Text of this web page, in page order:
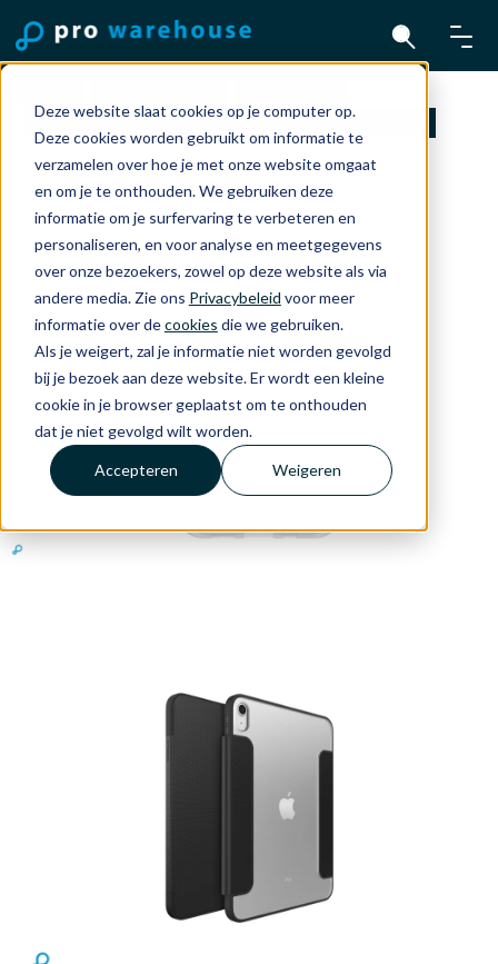
Deze website slaat cookies op je computer op.
Deze cookies worden gebruikt om informatie te
verzamelen over hoe je met onze website omgaat
en om je te onthouden. We gebruiken deze
informatie om je surfervaring te verbeteren en
personaliseren, en voor analyse en meetgegevens
over onze bezoekers, zowel op deze website als via
andere media. Zie ons Privacybeleid voor meer
informatie over decookies die we gebruiken.
Als je weigert, zal je informatie niet worden gevolgd
bij je bezoek aan deze website. Er wordt een kleine
cookie in je browser geplaatst om te onthouden
dat je niet gevolgd wilt worden.
Accepteren Weigeren
Otterbox Backcover React Clear - iPhone 15